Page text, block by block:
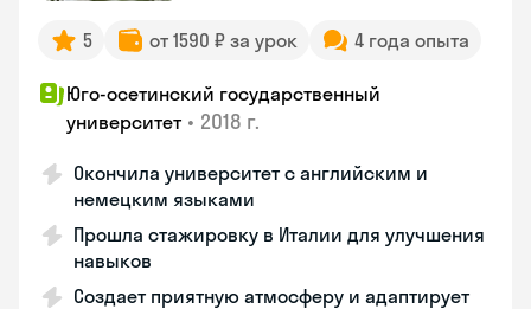
5 от 1590 ₽ за урок 4 года опыта
Юго-осетинский государственный
университет • 2018 г.
Окончила университет с английским и
немецким языками
Прошла стажировку в Италии для улучшения
навыков
Создает приятную атмосферу и адаптирует